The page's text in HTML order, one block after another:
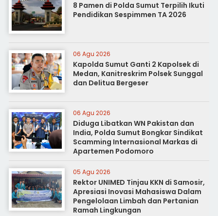
8 Pamen di Polda Sumut Terpilih Ikuti
Pendidikan Sespimmen TA 2026
06 Agu 2026
Kapolda Sumut Ganti 2 Kapolsek di
Medan, Kanitreskrim Polsek Sunggal
dan Delitua Bergeser
06 Agu 2026
Diduga Libatkan WN Pakistan dan
India, Polda Sumut Bongkar Sindikat
Scamming Internasional Markas di
Apartemen Podomoro
05 Agu 2026
Rektor UNIMED Tinjau KKN di Samosir,
Apresiasi Inovasi Mahasiswa Dalam
Pengelolaan Limbah dan Pertanian
Ramah Lingkungan